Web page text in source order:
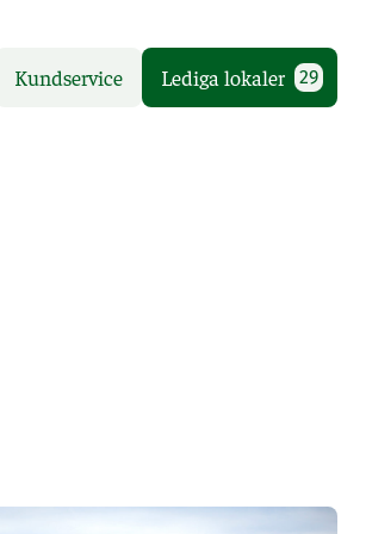
Kundservice Lediga lokaler 29